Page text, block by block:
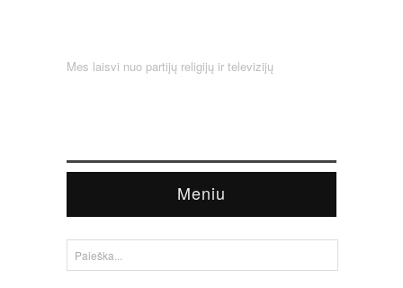
Mes laisvi nuo partijų religijų ir televizijų
Meniu